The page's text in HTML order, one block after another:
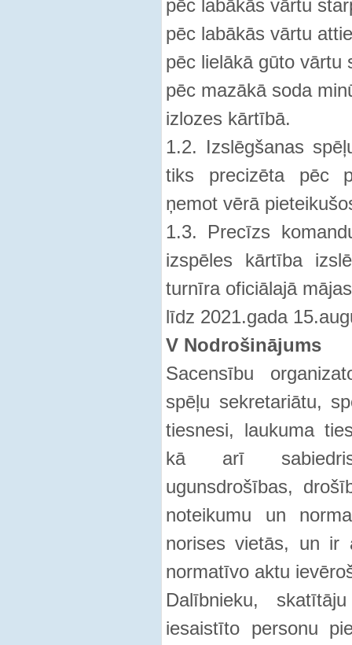
pēc labākās vārtu
pēc labākās vārtu
pēc lielākā gūto vārtu
pēc mazākā soda
izlozes kārtībā.
1.2. Izslēgšanas
tiks precizēta pēc
ņemot vērā
1.3. Precīzs
izspēles kārtība
turnīra oficiālajā
līdz 2021.gada
V Nodrošinājums
Sacensību
spēļu sekretariātu,
tiesnesi, laukuma
kā arī
ugunsdrošības,
noteikumu un
norises vietās, un ir
normatīvo aktu
Dalībnieku,
iesaistīto personu